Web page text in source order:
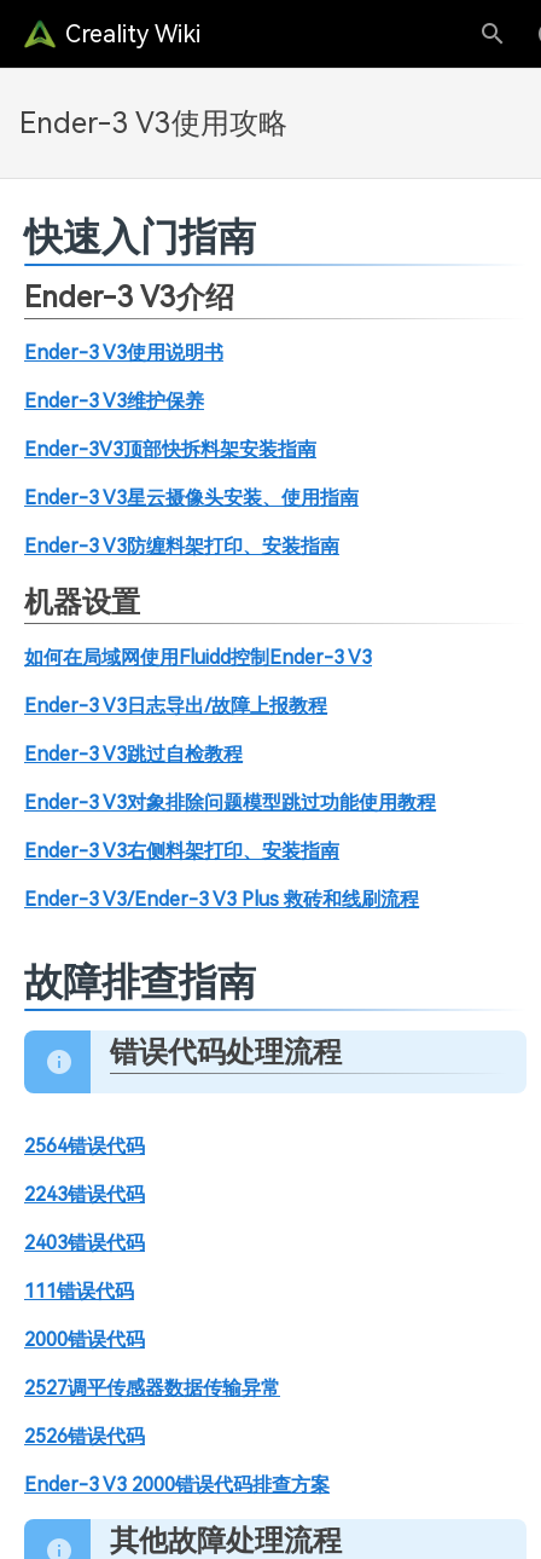
Creality Wiki
Ender-3 V3使用攻略
快速入门指南
Ender-3 V3介绍
Ender-3 V3使用说明书
Ender-3 V3维护保养
Ender-3V3顶部快拆料架安装指南
Ender-3 V3星云摄像头安装、使用指南
Ender-3 V3防缠料架打印、安装指南
机器设置
如何在局域网使用Fluidd控制Ender-3 V3
Ender-3 V3日志导出/故障上报教程
Ender-3 V3跳过自检教程
Ender-3 V3对象排除问题模型跳过功能使用教程
Ender-3 V3右侧料架打印、安装指南
Ender-3 V3/Ender-3 V3 Plus 救砖和线刷流程
故障排查指南
错误代码处理流程
2564错误代码
2243错误代码
2403错误代码
111错误代码
2000错误代码
2527调平传感器数据传输异常
2526错误代码
Ender-3 V3 2000错误代码排查方案
其他故障处理流程